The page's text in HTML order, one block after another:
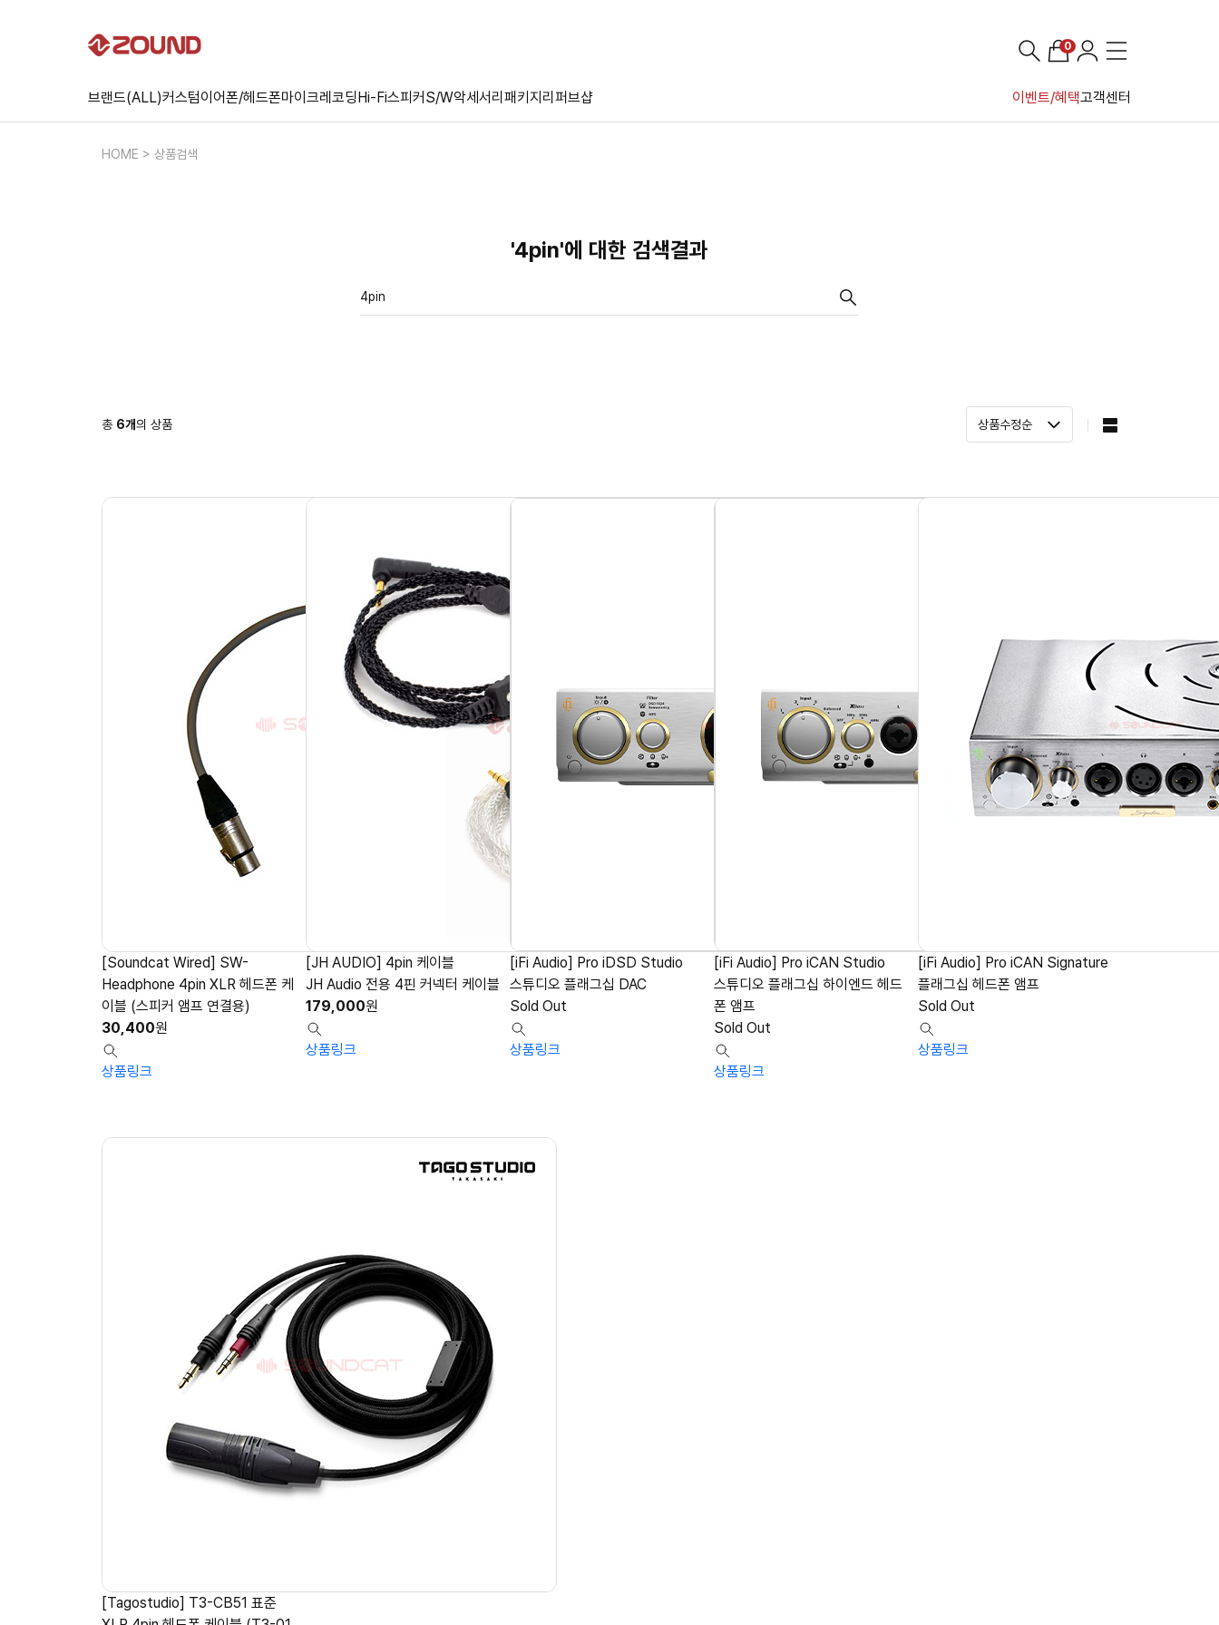
브랜드(ALL)커스텀이어폰/헤드폰마이크레코딩Hi-Fi스피커S/W악세서리 패키지리퍼브샵 이벤트/혜택고객센터
0
HOME > 상품검색
'4pin'에 대한 검색결과
총 6개의 상품
[Soundcat Wired] SW-
Headphone 4pin XLR 헤드폰 케
이블 (스피커 앰프 연결용)
30,400원
상품링크
[JH AUDIO] 4pin 케이블
JH Audio 전용 4핀 커넥터 케이블
179,000원
상품링크
[iFi Audio] Pro iDSD Studio
스튜디오 플래그십 DAC
Sold Out
상품링크
[iFi Audio] Pro iCAN Studio
스튜디오 플래그십 하이엔드 헤드
폰 앰프
Sold Out
상품링크
[iFi Audio] Pro iCAN Signature
플래그십 헤드폰 앰프
Sold Out
상품링크
[Tagostudio] T3-CB51 표준